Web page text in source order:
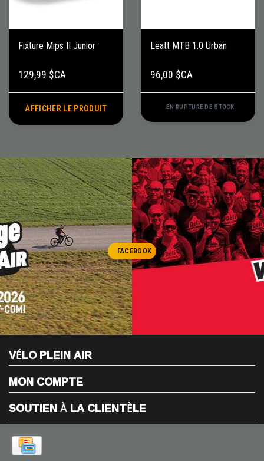
Fixture Mips II Junior
129,99 $CA
AFFICHER LE PRODUIT
Leatt MTB 1.0 Urban
96,00 $CA
EN RUPTURE DE STOCK
FACEBOOK
VÉLO PLEIN AIR
MON COMPTE
SOUTIEN À LA CLIENTÈLE